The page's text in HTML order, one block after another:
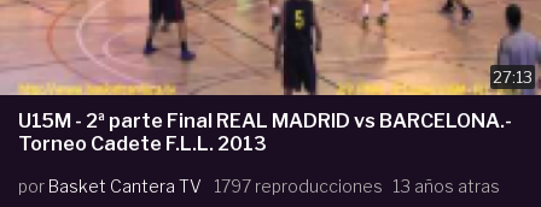
27:13
U15M - 2ª parte Final REAL MADRID vs BARCELONA.-
Torneo Cadete F.L.L. 2013
por Basket Cantera TV 1797 reproducciones 13 años atras